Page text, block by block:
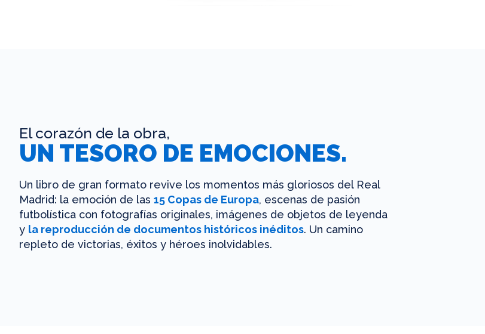
El corazón de la obra,
UN TESORO DE EMOCIONES.
Un libro de gran formato revive los momentos más gloriosos del Real
Madrid: la emoción de las 15 Copas de Europa, escenas de pasión
futbolística con fotografías originales, imágenes de objetos de leyenda
y la reproducción de documentos históricos inéditos. Un camino
repleto de victorias, éxitos y héroes inolvidables.